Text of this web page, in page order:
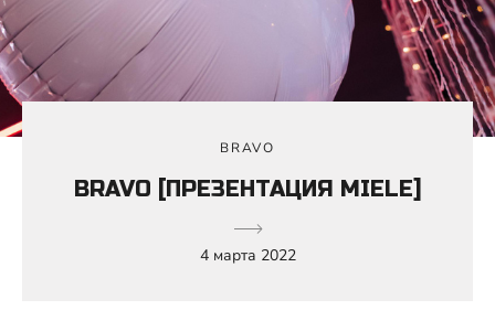
BRAVO
BRAVO [ПРЕЗЕНТАЦИЯ MIELE]
4 марта 2022